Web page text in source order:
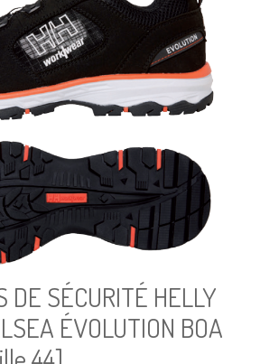
DE SÉCURITÉ HELLY
ÉVOLUTION BOA